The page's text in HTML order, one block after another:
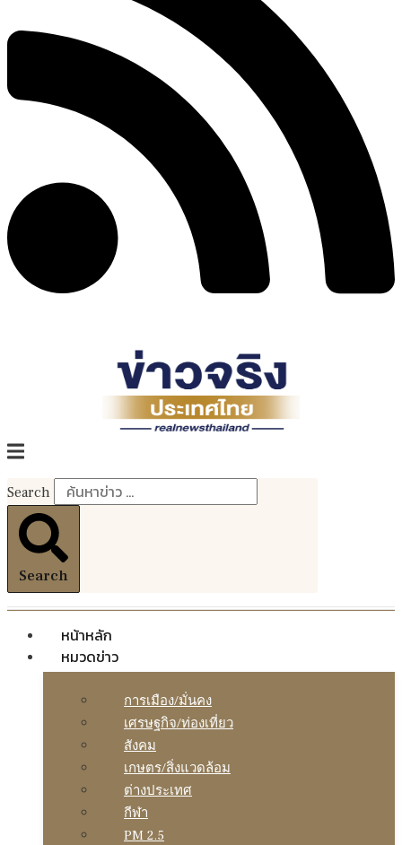
Search
Search
หน้าหลัก
หมวดข่าว
การเมือง/มั่นคง
เศรษฐกิจ/ท่องเที่ยว
สังคม
เกษตร/สิ่งแวดล้อม
ต่างประเทศ
กีฬา
PM 2.5